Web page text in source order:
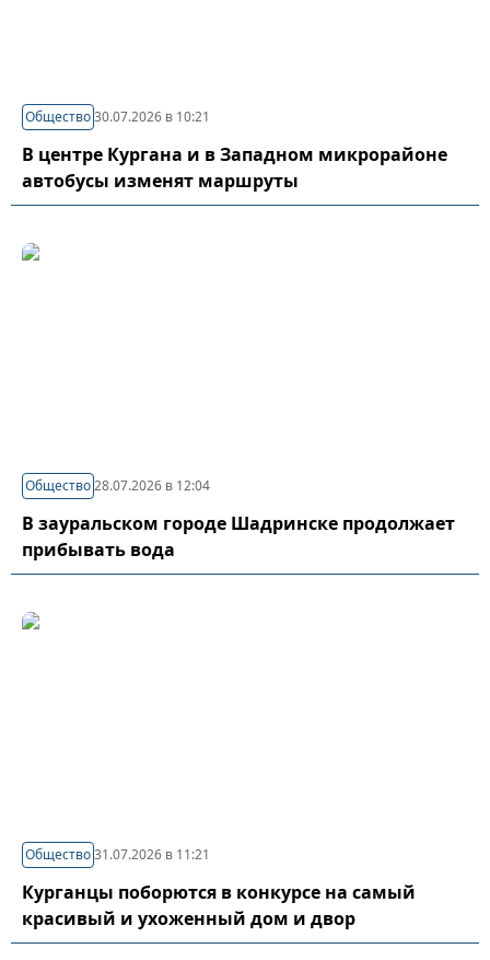
Общество30.07.2026 в 10:21
В центре Кургана и в Западном микрорайоне
автобусы изменят маршруты
Общество28.07.2026 в 12:04
В зауральском городе Шадринске продолжает
прибывать вода
Общество31.07.2026 в 11:21
Курганцы поборются в конкурсе на самый
красивый и ухоженный дом и двор